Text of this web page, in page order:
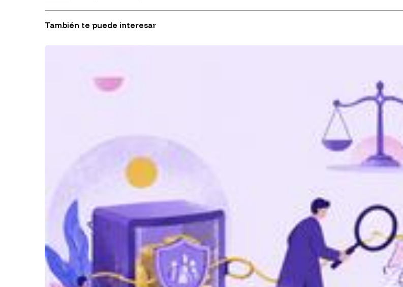
También te puede interesar